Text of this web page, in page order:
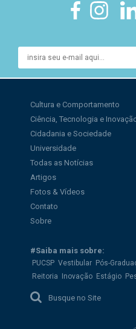
Cultura e Comportamento
Ciência, Tecnologia e
Cidadania e Sociedade
Universidade
Todas as Notícias
Artigos
Fotos & Vídeos
Contato
Sobre
#Saiba mais sobre:
PUCSP Vestibular Pós-
Reitoria
Inovação Estágio
Busque no Site